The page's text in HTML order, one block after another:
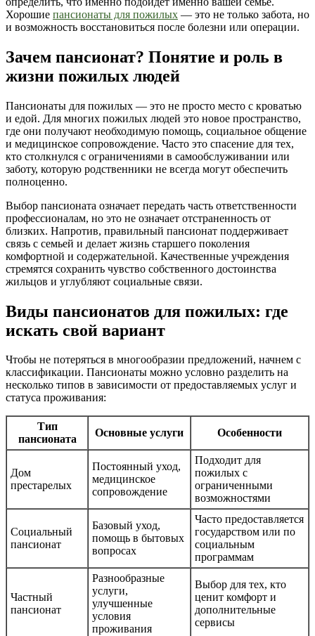
Хорошие пансионаты для пожилых — это не только забота, но
и возможность восстановиться после болезни или операции.
Зачем пансионат? Понятие и роль в
жизни пожилых людей
Пансионаты для пожилых — это не просто место с кроватью
и едой. Для многих пожилых людей это новое пространство,
где они получают необходимую помощь, социальное общение
и медицинское сопровождение. Часто это спасение для тех,
кто столкнулся с ограничениями в самообслуживании или
заботу, которую родственники не всегда могут обеспечить
полноценно.
Выбор пансионата означает передать часть ответственности
профессионалам, но это не означает отстраненность от
близких. Напротив, правильный пансионат поддерживает
связь с семьей и делает жизнь старшего поколения
комфортной и содержательной. Качественные учреждения
стремятся сохранить чувство собственного достоинства
жильцов и углубляют социальные связи.
Виды пансионатов для пожилых: где
искать свой вариант
Чтобы не потеряться в многообразии предложений, начнем с
классификации. Пансионаты можно условно разделить на
несколько типов в зависимости от предоставляемых услуг и
статуса проживания:
Тип
пансионата
Основные услуги Особенности
Дом
престарелых
Постоянный уход,
медицинское
сопровождение
Подходит для
пожилых с
ограниченными
возможностями
Социальный
пансионат
Базовый уход,
помощь в бытовых
вопросах
Часто предоставляется
государством или по
социальным
программам
Частный
пансионат
Разнообразные
услуги,
улучшенные
условия
проживания
Выбор для тех, кто
ценит комфорт и
дополнительные
сервисы